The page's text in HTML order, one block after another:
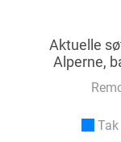
Aktuelle
Alperne,
Tak